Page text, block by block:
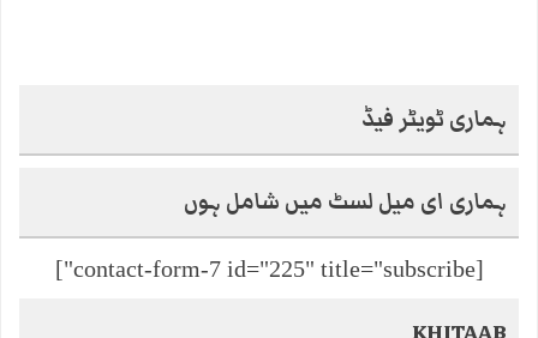
ہماری ٹویٹر فیڈ
ہماری ای میل لسٹ میں شامل ہوں
[contact-form-7 id="225" title="subscribe"]